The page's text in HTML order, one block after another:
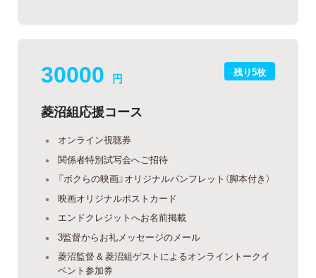
残り5枚
30000 円
菱沼組応援コース
オンライン視聴券
関係者特別試写会へご招待
『ボクらの映画』オリジナルパンフレット（脚本付き）
映画オリジナルポストカード
エンドクレジットへお名前掲載
3監督からお礼メッセージのメール
菱沼監督 & 菱沼組ゲストによるオンライントークイ
ベント参加券